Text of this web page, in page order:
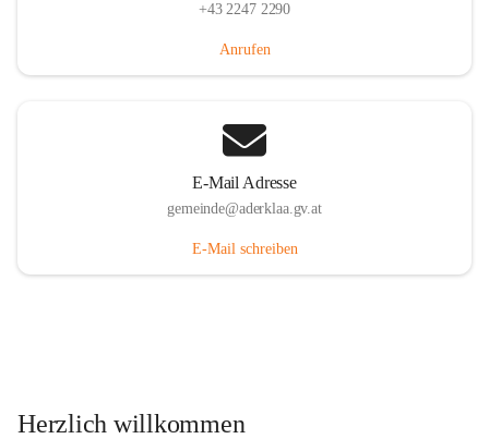
+43 2247 2290
Anrufen
E-Mail Adresse
gemeinde@aderklaa.gv.at
E-Mail schreiben
Herzlich willkommen